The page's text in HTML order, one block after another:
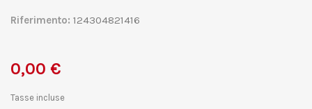
Riferimento: 124304821416
0,00 €
Tasse incluse